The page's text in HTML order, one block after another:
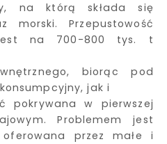
na którą składa się
morski. Przepustowość
na 700-800 tys. t
biorąc pod
jak i
pokrywana w pierwszej
Problemem jest
przez małe i